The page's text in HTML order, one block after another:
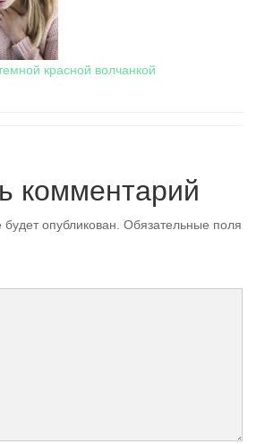
красной волчанкой
комментарий
опубликован. Обязательные поля